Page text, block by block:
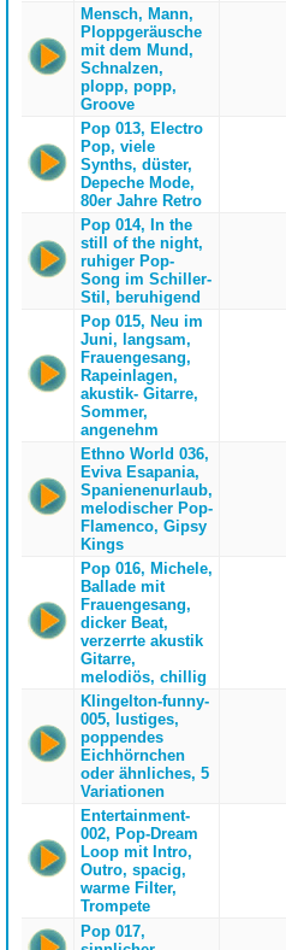
Mensch, Mann,
Ploppgeräusche
mit dem Mund,
Schnalzen,
plopp, popp,
Groove
Pop 013, Electro
Pop, viele
Synths, düster,
Depeche Mode,
80er Jahre Retro
Pop 014, In the
still of the night,
ruhiger Pop-
Song im Schiller-
Stil, beruhigend
Pop 015, Neu im
Juni, langsam,
Frauengesang,
Rapeinlagen,
akustik- Gitarre,
Sommer,
angenehm
Ethno World 036,
Eviva Esapania,
Spanienenurlaub,
melodischer Pop-
Flamenco, Gipsy
Kings
Pop 016, Michele,
Ballade mit
Frauengesang,
dicker Beat,
verzerrte akustik
Gitarre,
melodiös, chillig
Klingelton-funny-
005, lustiges,
poppendes
Eichhörnchen
oder ähnliches, 5
Variationen
Entertainment-
002, Pop-Dream
Loop mit Intro,
Outro, spacig,
warme Filter,
Trompete
Pop 017,